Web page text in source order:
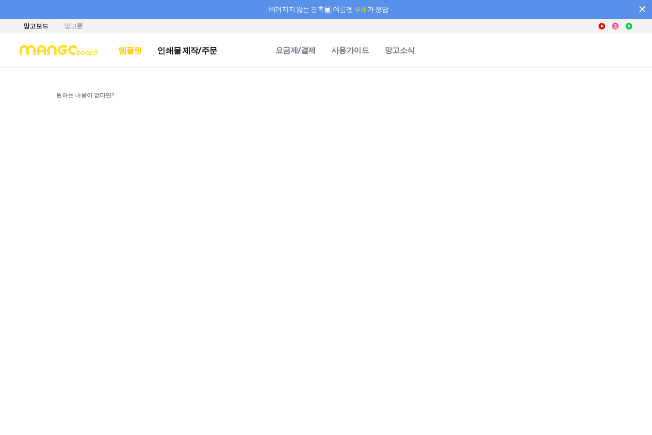
버려지지 않는 판촉물, 여름엔 부채가 정답
망고보드 망고툰
템플릿 인쇄물 제작/주문 요금제/결제 사용가이드 망고소식
원하는 내용이 없다면?